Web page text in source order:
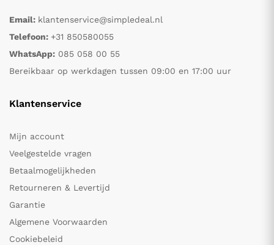
Email: klantenservice@simpledeal.nl
Telefoon: +31 850580055
WhatsApp: 085 058 00 55
Bereikbaar op werkdagen tussen 09:00 en 17:00 uur
Klantenservice
Mijn account
Veelgestelde vragen
Betaalmogelijkheden
Retourneren & Levertijd
Garantie
Algemene Voorwaarden
Cookiebeleid